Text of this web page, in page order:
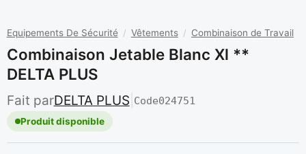
Equipements De Sécurité / Vêtements / Combinaison de Travail
Combinaison Jetable Blanc Xl **
DELTA PLUS
Fait parDELTA PLUS Code024751
Produit disponible